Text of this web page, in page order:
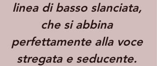
linea di basso slanciata,
che si abbina
perfettamente alla voce
stregata e seducente.